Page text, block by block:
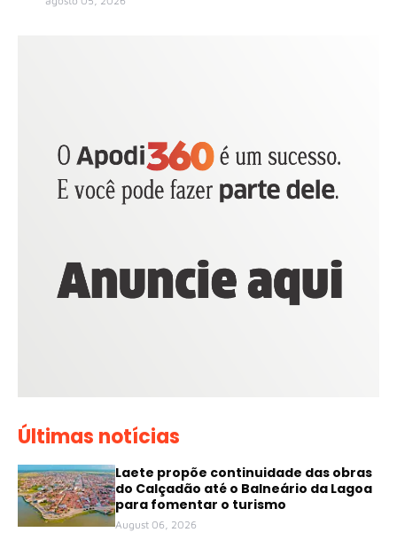
Últimas notícias
Laete propõe continuidade das obras
do Calçadão até o Balneário da Lagoa
para fomentar o turismo
August 06, 2026